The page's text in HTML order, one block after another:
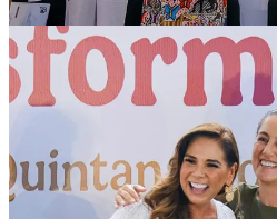
segundo país con menos desigualdad,
Esto fue resultado de tres acciones:
135% en términos reales; los
México al que se le destinan 850 mil
ejecución de obra pública estratégica.
quitárselo a la corrupción.
La Presidenta de México afirmó que
tiempos únicos y estelares, en
el país más democrático del planeta.